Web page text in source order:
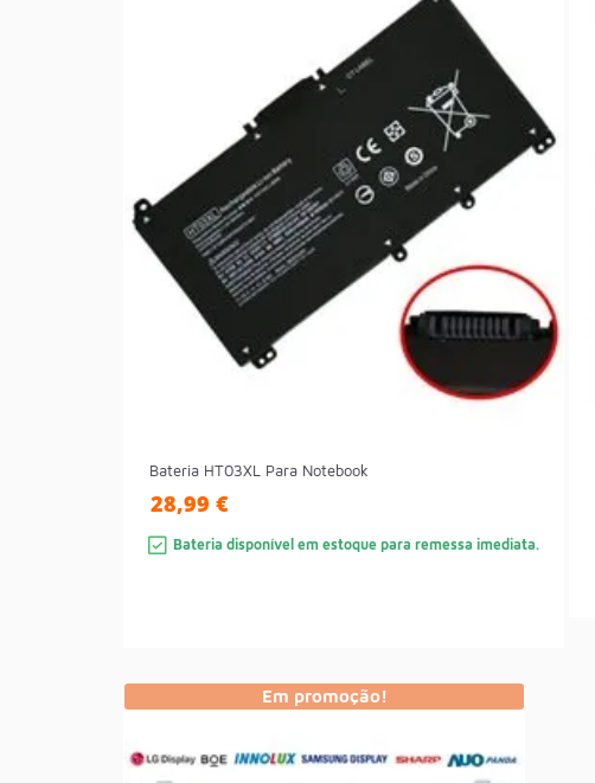
Bateria HT03XL Para Notebook
28,99 €
Bateria disponível em estoque para remessa imediata.
Em promoção!